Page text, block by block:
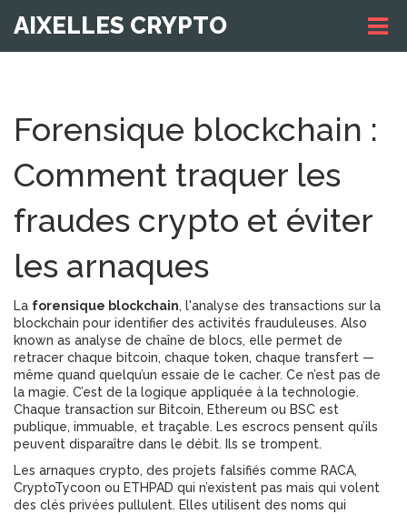
AIXELLES CRYPTO
Forensique blockchain :
Comment traquer les
fraudes crypto et éviter
les arnaques
La forensique blockchain, l'analyse des transactions sur la
blockchain pour identifier des activités frauduleuses. Also
known as analyse de chaîne de blocs, elle permet de
retracer chaque bitcoin, chaque token, chaque transfert —
même quand quelqu’un essaie de le cacher. Ce n’est pas de
la magie. C’est de la logique appliquée à la technologie.
Chaque transaction sur Bitcoin, Ethereum ou BSC est
publique, immuable, et traçable. Les escrocs pensent qu’ils
peuvent disparaître dans le débit. Ils se trompent.
Les arnaques crypto, des projets falsifiés comme RACA,
CryptoTycoon ou ETHPAD qui n’existent pas mais qui volent
des clés privées pullulent. Elles utilisent des noms qui